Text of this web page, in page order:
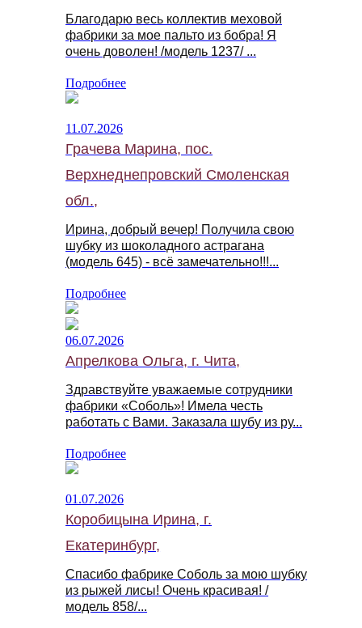
Благодарю весь коллектив меховой
фабрики за мое пальто из бобра! Я
очень доволен! /модель 1237/ ...
Подробнее
11.07.2026
Грачева Марина, пос.
Верхнеднепровский Смоленская
обл.,
Ирина, добрый вечер! Получила свою
шубку из шоколадного астрагана
(модель 645) - всё замечательно!!!...
Подробнее
06.07.2026
Апрелкова Ольга, г. Чита,
Здравствуйте уважаемые сотрудники
фабрики «Соболь»! Имела честь
работать с Вами. Заказала шубу из ру...
Подробнее
01.07.2026
Коробицына Ирина, г.
Екатеринбург,
Спасибо фабрике Соболь за мою шубку
из рыжей лисы! Очень красивая! /
модель 858/...